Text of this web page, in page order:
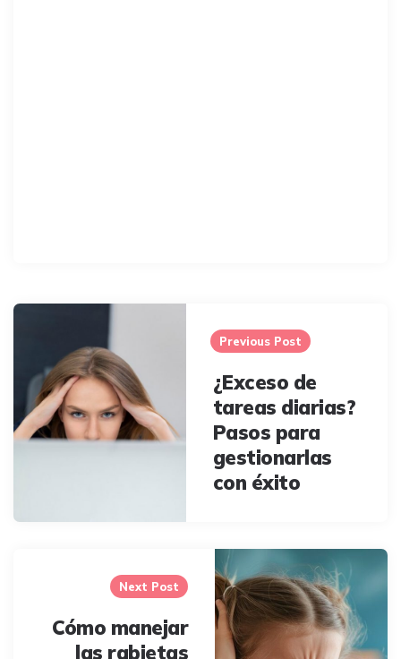
Post
navigation
Previous Post
¿Exceso de
tareas diarias?
Pasos para
gestionarlas
con éxito
Next Post
Cómo manejar
las rabietas